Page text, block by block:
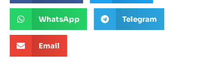
WhatsApp Telegram
Email